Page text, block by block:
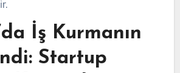
İş Kurmanın
Startup